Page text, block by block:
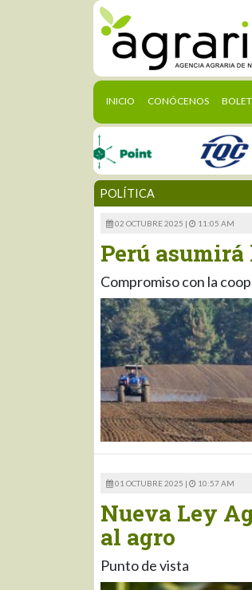
INICIO (CURRENT)
CONÓCENOS
POLÍTICA
02 OCTUBRE 2025 | 11:05 AM
Perú
Compromiso con la
01 OCTUBRE 2025 | 10:57 AM
Nueva Ley
al agro
Punto de vista